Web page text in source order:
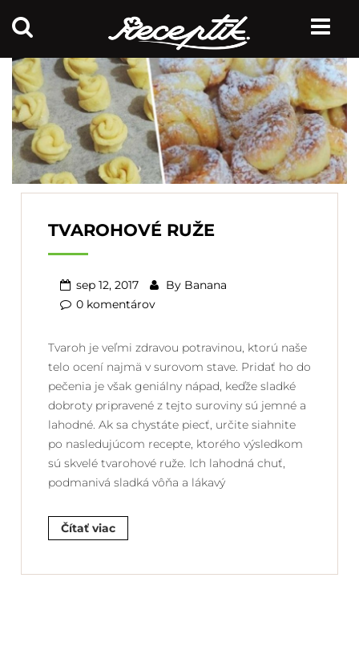
TVAROHOVÉ RUŽE
sep 12, 2017 By Banana
0 komentárov
Tvaroh je veľmi zdravou potravinou, ktorú naše
telo ocení najmä v surovom stave. Pridať ho do
pečenia je však geniálny nápad, keďže sladké
dobroty pripravené z tejto suroviny sú jemné a
lahodné. Ak sa chystáte piecť, určite siahnite
po nasledujúcom recepte, ktorého výsledkom
sú skvelé tvarohové ruže. Ich lahodná chuť,
podmanivá sladká vôňa a lákavý
Čítať viac